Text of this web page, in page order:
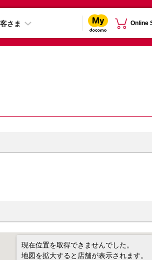
さま Online
現在位置を取得できませんでした。
地図を拡大すると店舗が表示されます。